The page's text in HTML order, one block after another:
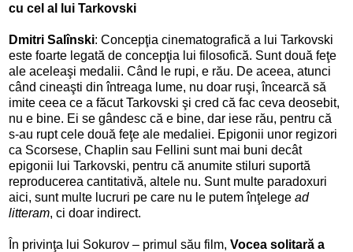
cu cel al lui Tarkovski
Dmitri Salînski: Concepţia cinematografică a lui Tarkovski
este foarte legată de concepţia lui filosofică. Sunt două feţe
ale aceleaşi medalii. Când le rupi, e rău. De aceea, atunci
când cineaşti din întreaga lume, nu doar ruşi, încearcă să
imite ceea ce a făcut Tarkovski şi cred că fac ceva deosebit,
nu e bine. Ei se gândesc că e bine, dar iese rău, pentru că
s-au rupt cele două feţe ale medaliei. Epigonii unor regizori
ca Scorsese, Chaplin sau Fellini sunt mai buni decât
epigonii lui Tarkovski, pentru că anumite stiluri suportă
reproducerea cantitativă, altele nu. Sunt multe paradoxuri
aici, sunt multe lucruri pe care nu le putem înţelege ad
litteram, ci doar indirect.
În privinţa lui Sokurov – primul său film, Vocea solitară a